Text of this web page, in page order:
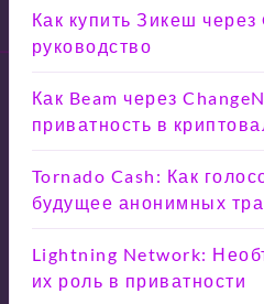
Как купить Зикеш
руководство
Как Beam через
приватность в
Tornado Cash: Как
будущее анонимных
Lightning Network:
их роль в приватности